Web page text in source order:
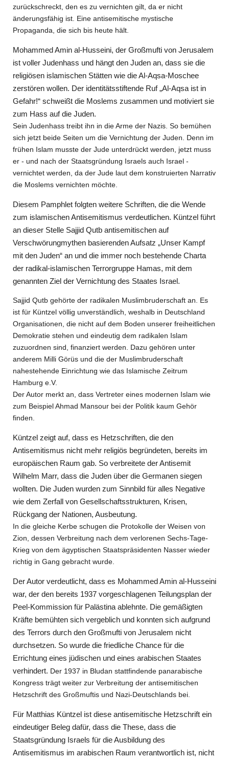
zurückschreckt, den es zu vernichten gilt, da er nicht
änderungsfähig ist. Eine antisemitische mystische
Propaganda, die sich bis heute hält.
Mohammed Amin al-Husseini, der Großmufti von Jerusalem
ist voller Judenhass und hängt den Juden an, dass sie die
religiösen islamischen Stätten wie die Al-Aqsa-Moschee
zerstören wollen. Der identitätsstiftende Ruf „Al-Aqsa ist in
Gefahr!“ schweißt die Moslems zusammen und motiviert sie
zum Hass auf die Juden.
Sein Judenhass treibt ihn in die Arme der Nazis. So bemühen
sich jetzt beide Seiten um die Vernichtung der Juden. Denn im
frühen Islam musste der Jude unterdrückt werden, jetzt muss
er - und nach der Staatsgründung Israels auch Israel -
vernichtet werden, da der Jude laut dem konstruierten Narrativ
die Moslems vernichten möchte.
Diesem Pamphlet folgten weitere Schriften, die die Wende
zum islamischen Antisemitismus verdeutlichen. Küntzel führt
an dieser Stelle Sajjid Qutb antisemitischen auf
Verschwörungmythen basierenden Aufsatz „Unser Kampf
mit den Juden“ an und die immer noch bestehende Charta
der radikal-islamischen Terrorgruppe Hamas, mit dem
genannten Ziel der Vernichtung des Staates Israel.
Sajjid Qutb gehörte der radikalen Muslimbruderschaft an. Es
ist für Küntzel völlig unverständlich, weshalb in Deutschland
Organisationen, die nicht auf dem Boden unserer freiheitlichen
Demokratie stehen und eindeutig dem radikalen Islam
zuzuordnen sind, finanziert werden. Dazu gehören unter
anderem Milli Görüs und die der Muslimbruderschaft
nahestehende Einrichtung wie das Islamische Zeitrum
Hamburg e.V.
Der Autor merkt an, dass Vertreter eines modernen Islam wie
zum Beispiel Ahmad Mansour bei der Politik kaum Gehör
finden.
Küntzel zeigt auf, dass es Hetzschriften, die den
Antisemitismus nicht mehr religiös begründeten, bereits im
europäischen Raum gab. So verbreitete der Antisemit
Wilhelm Marr, dass die Juden über die Germanen siegen
wollten. Die Juden wurden zum Sinnbild für alles Negative
wie dem Zerfall von Gesellschaftsstrukturen, Krisen,
Rückgang der Nationen, Ausbeutung.
In die gleiche Kerbe schugen die Protokolle der Weisen von
Zion, dessen Verbreitung nach dem verlorenen Sechs-Tage-
Krieg von dem ägyptischen Staatspräsidenten Nasser wieder
richtig in Gang gebracht wurde.
Der Autor verdeutlicht, dass es Mohammed Amin al-Husseini
war, der den bereits 1937 vorgeschlagenen Teilungsplan der
Peel-Kommission für Palästina ablehnte. Die gemäßigten
Kräfte bemühten sich vergeblich und konnten sich aufgrund
des Terrors durch den Großmufti von Jerusalem nicht
durchsetzen. So wurde die friedliche Chance für die
Errichtung eines jüdischen und eines arabischen Staates
verhindert. Der 1937 in Bludan stattfindende panarabische
Kongress trägt weiter zur Verbreitung der antisemitischen
Hetzschrift des Großmuftis und Nazi-Deutschlands bei.
Für Matthias Küntzel ist diese antisemitische Hetzschrift ein
eindeutiger Beleg dafür, dass die These, dass die
Staatsgründung Israels für die Ausbildung des
Antisemitismus im arabischen Raum verantwortlich ist, nicht